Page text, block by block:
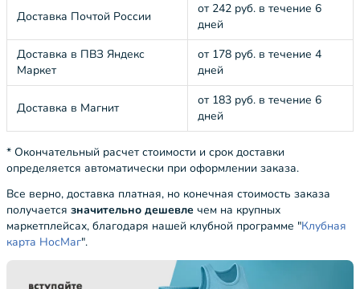
Доставка Почтой России
от 242 руб. в течение 6
дней
Доставка в ПВЗ Яндекс
Маркет
от 178 руб. в течение 4
дней
Доставка в Магнит
от 183 руб. в течение 6
дней
* Окончательный расчет стоимости и срок доставки
определяется автоматически при оформлении заказа.
Все верно, доставка платная, но конечная стоимость заказа
получается значительно дешевле чем на крупных
маркетплейсах, благодаря нашей клубной программе "Клубная
карта НосМаг".